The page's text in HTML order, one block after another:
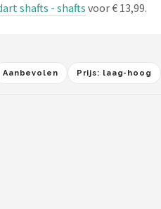
shafts - shaftsvoor € 13,99.
Aanbevolen Prijs: laag-hoog